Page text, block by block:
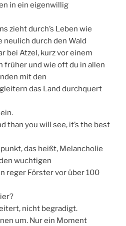
in ein eigenwillig
zieht durch’s Leben wie
neulich durch den Wald
bei Atzel, kurz vor einem
früher und wie oft du in allen
mit den
das Land durchquert
than you will see, it’s the best
das heißt, Melancholie
wuchtigen
reger Förster vor über 100
nicht begradigt.
um. Nur ein Moment